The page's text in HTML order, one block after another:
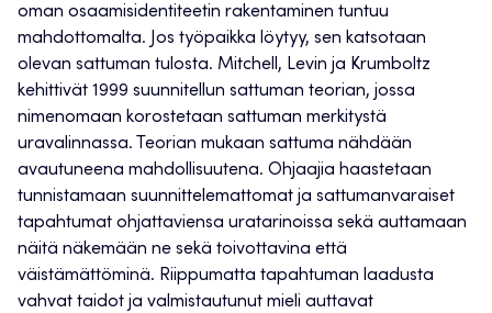
oman osaamisidentiteetin rakentaminen tuntuu
mahdottomalta. Jos työpaikka löytyy, sen katsotaan
olevan sattuman tulosta. Mitchell, Levin ja Krumboltz
kehittivät 1999 suunnitellun sattuman teorian, jossa
nimenomaan korostetaan sattuman merkitystä
uravalinnassa. Teorian mukaan sattuma nähdään
avautuneena mahdollisuutena. Ohjaajia haastetaan
tunnistamaan suunnittelemattomat ja sattumanvaraiset
tapahtumat ohjattaviensa uratarinoissa sekä auttamaan
näitä näkemään ne sekä toivottavina että
väistämättöminä. Riippumatta tapahtuman laadusta
vahvat taidot ja valmistautunut mieli auttavat